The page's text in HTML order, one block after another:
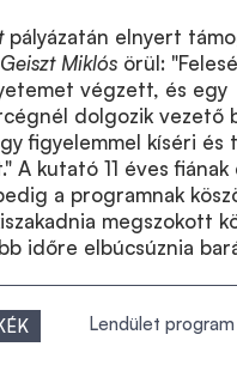
pályázatán elnyert
Geiszt Miklós örül:
végzett, és egy
dolgozik vezető
figyelemmel kíséri és
A kutató 11 éves
a programnak
megszokott
időre elbúcsúznia
Lendület program